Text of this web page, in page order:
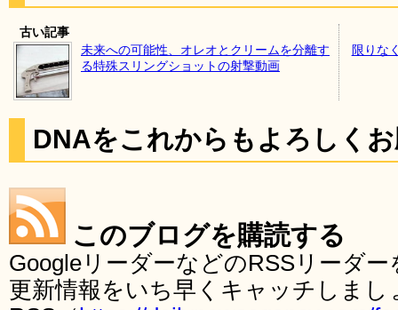
古い記事
未来への可能性、オレオとクリームを分離す
る特殊スリングショットの射撃動画
限りな
DNAをこれからもよろしく
このブログを購読する
GoogleリーダーなどのRSSリーダ
更新情報をいち早くキャッチしま